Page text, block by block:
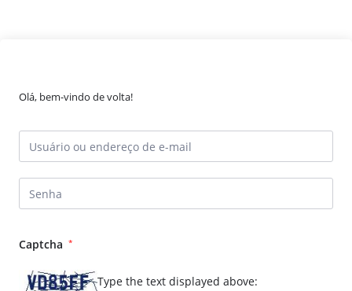
Olá, bem-vindo de volta!
Captcha *
Type the text displayed above: